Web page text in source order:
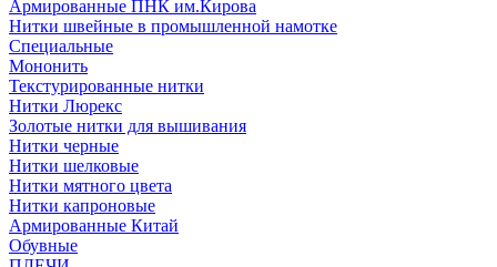
Армированные ПНК им.Кирова
Нитки швейные в промышленной намотке
Специальные
Мононить
Текстурированные нитки
Нитки Люрекс
Золотые нитки для вышивания
Нитки черные
Нитки шелковые
Нитки мятного цвета
Нитки капроновые
Армированные Китай
Обувные